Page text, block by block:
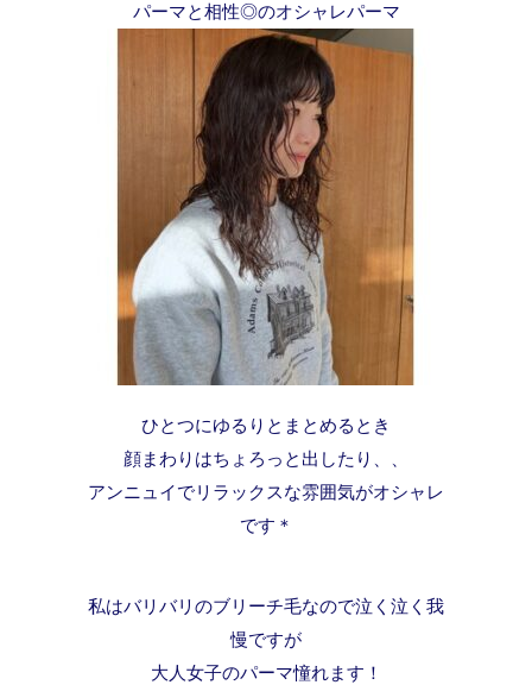
パーマと相性◎のオシャレパーマ
ひとつにゆるりとまとめるとき
顔まわりはちょろっと出したり、、
アンニュイでリラックスな雰囲気がオシャレ
です＊
私はバリバリのブリーチ毛なので泣く泣く我
慢ですが
大人女子のパーマ憧れます！